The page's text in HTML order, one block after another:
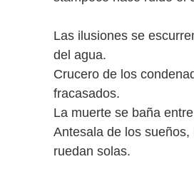
Las ilusiones se
del agua.
Crucero de los
fracasados.
La muerte se baña
Antesala de los sueños,
ruedan solas.